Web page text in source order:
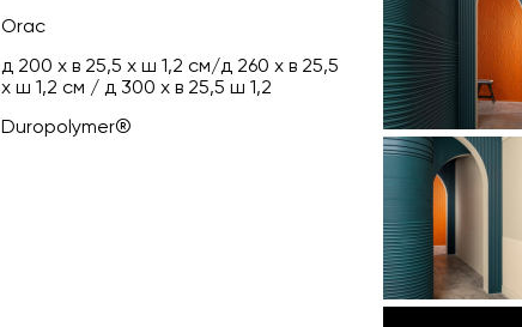
Orac
д 200 x в 25,5 x ш 1,2 см/д 260 x в 25,5
x ш 1,2 см / д 300 х в 25,5 ш 1,2
Duropolymer® ‎